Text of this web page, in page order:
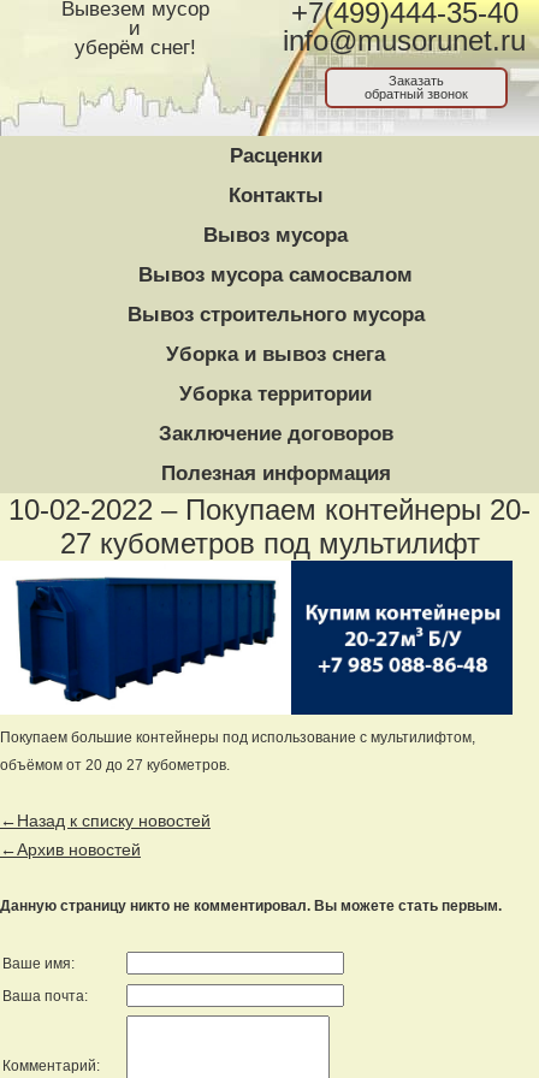
Вывезем мусор
и
уберём снег!
+7(499)444-35-40
info@musorunet.ru
Заказать
обратный звонок
Расценки
Контакты
Вывоз мусора
Вывоз мусора самосвалом
Вывоз строительного мусора
Уборка и вывоз снега
Уборка территории
Заключение договоров
Полезная информация
10-02-2022 – Покупаем контейнеры 20-
27 кубометров под мультилифт
Покупаем большие контейнеры под использование с мультилифтом,
объёмом от 20 до 27 кубометров.
←Назад к списку новостей
←Архив новостей
Данную страницу никто не комментировал. Вы можете стать первым.
Ваше имя:
Ваша почта:
Комментарий: